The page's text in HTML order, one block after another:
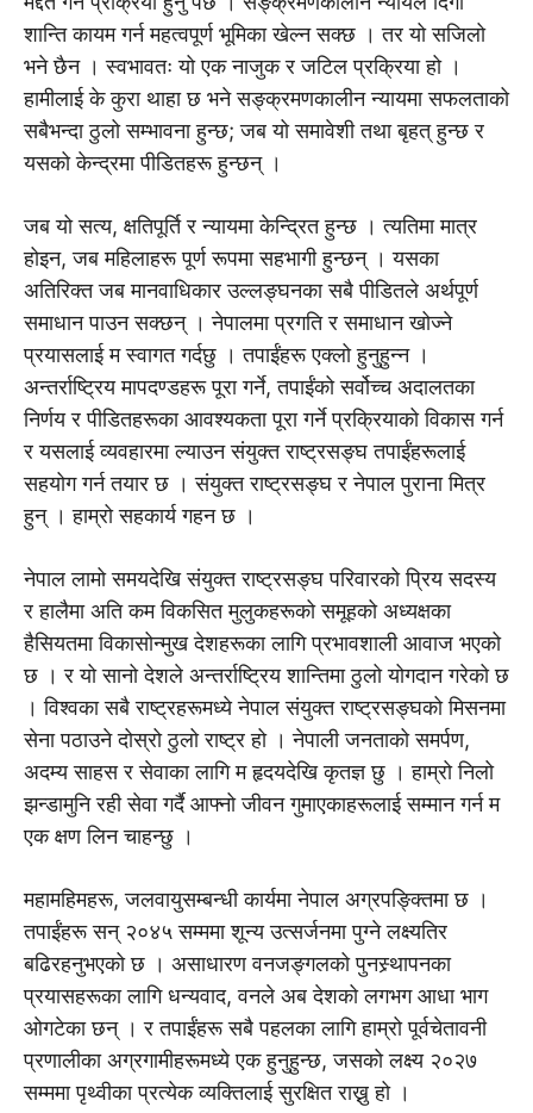
शान्ति कायम गर्न महत्वपूर्ण भूमिका खेल्न सक्छ । तर यो सजिलो
भने छैन । स्वभावतः यो एक नाजुक र जटिल प्रक्रिया हो ।
हामीलाई के कुरा थाहा छ भने सङ्क्रमणकालीन न्यायमा सफलताको
सबैभन्दा ठुलो सम्भावना हुन्छ; जब यो समावेशी तथा बृहत् हुन्छ र
यसको केन्द्रमा पीडितहरू हुन्छन् ।
जब यो सत्य, क्षतिपूर्ति र न्यायमा केन्द्रित हुन्छ । त्यतिमा मात्र
होइन, जब महिलाहरू पूर्ण रूपमा सहभागी हुन्छन् । यसका
अतिरिक्त जब मानवाधिकार उल्लङ्घनका सबै पीडितले अर्थपूर्ण
समाधान पाउन सक्छन् । नेपालमा प्रगति र समाधान खोज्ने
प्रयासलाई म स्वागत गर्दछु । तपाईंहरू एक्लो हुनुहुन्न ।
अन्तर्राष्ट्रिय मापदण्डहरू पूरा गर्ने, तपाईंको सर्वोच्च अदालतका
निर्णय र पीडितहरूका आवश्यकता पूरा गर्ने प्रक्रियाको विकास गर्न
र यसलाई व्यवहारमा ल्याउन संयुक्त राष्ट्रसङ्घ तपाईंहरूलाई
सहयोग गर्न तयार छ । संयुक्त राष्ट्रसङ्घ र नेपाल पुराना मित्र
हुन् । हाम्रो सहकार्य गहन छ ।
नेपाल लामो समयदेखि संयुक्त राष्ट्रसङ्घ परिवारको प्रिय सदस्य
र हालैमा अति कम विकसित मुलुकहरूको समूहको अध्यक्षका
हैसियतमा विकासोन्मुख देशहरूका लागि प्रभावशाली आवाज भएको
छ । र यो सानो देशले अन्तर्राष्ट्रिय शान्तिमा ठुलो योगदान गरेको छ
। विश्वका सबै राष्ट्रहरूमध्ये नेपाल संयुक्त राष्ट्रसङ्घको मिसनमा
सेना पठाउने दोस्रो ठुलो राष्ट्र हो । नेपाली जनताको समर्पण,
अदम्य साहस र सेवाका लागि म हृदयदेखि कृतज्ञ छु । हाम्रो निलो
झन्डामुनि रही सेवा गर्दै आफ्नो जीवन गुमाएकाहरूलाई सम्मान गर्न म
एक क्षण लिन चाहन्छु ।
महामहिमहरू, जलवायुसम्बन्धी कार्यमा नेपाल अग्रपङ्क्तिमा छ ।
तपाईंहरू सन् २०४५ सम्ममा शून्य उत्सर्जनमा पुग्ने लक्ष्यतिर
बढिरहनुभएको छ । असाधारण वनजङ्गलको पुनस्र्थापनका
प्रयासहरूका लागि धन्यवाद, वनले अब देशको लगभग आधा भाग
ओगटेका छन् । र तपाईंहरू सबै पहलका लागि हाम्रो पूर्वचेतावनी
प्रणालीका अग्रगामीहरूमध्ये एक हुनुहुन्छ, जसको लक्ष्य २०२७
सम्ममा पृथ्वीका प्रत्येक व्यक्तिलाई सुरक्षित राख्नु हो ।